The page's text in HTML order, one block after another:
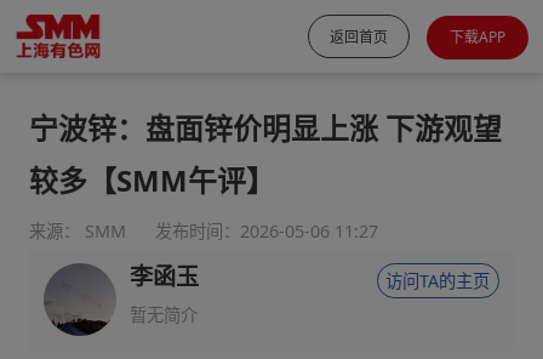
返回首页 下载APP
宁波锌：盘面锌价明显上涨 下游观望
较多【SMM午评】
来源： SMM 发布时间：2026-05-06 11:27
李函玉
暂无简介
访问TA的主页